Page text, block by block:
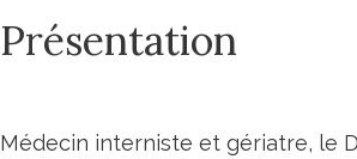
Présentation
Médecin interniste et gériatre, le